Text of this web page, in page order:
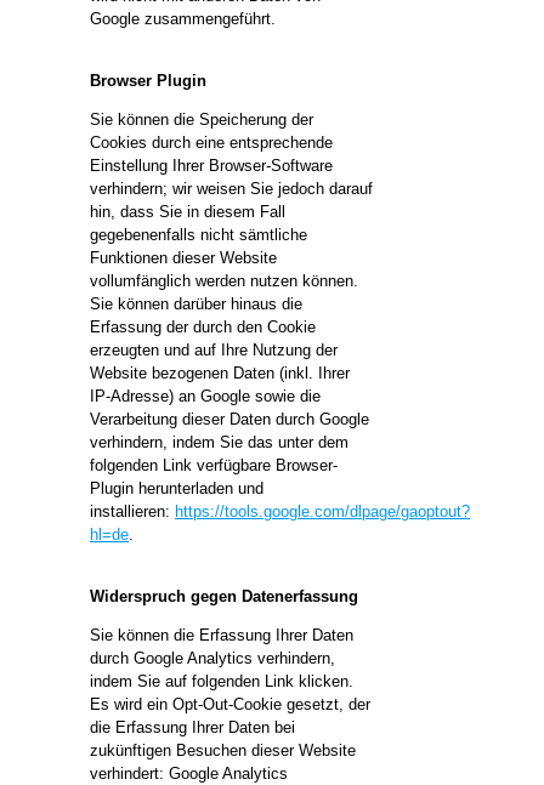
Google zusammengeführt.
Browser Plugin
Sie können die Speicherung der
Cookies durch eine entsprechende
Einstellung Ihrer Browser-Software
verhindern; wir weisen Sie jedoch darauf
hin, dass Sie in diesem Fall
gegebenenfalls nicht sämtliche
Funktionen dieser Website
vollumfänglich werden nutzen können.
Sie können darüber hinaus die
Erfassung der durch den Cookie
erzeugten und auf Ihre Nutzung der
Website bezogenen Daten (inkl. Ihrer
IP-Adresse) an Google sowie die
Verarbeitung dieser Daten durch Google
verhindern, indem Sie das unter dem
folgenden Link verfügbare Browser-
Plugin herunterladen und
installieren: https://tools.google.com/dlpage/gaoptout?
hl=de
Widerspruch gegen Datenerfassung
Sie können die Erfassung Ihrer Daten
durch Google Analytics verhindern,
indem Sie auf folgenden Link klicken.
Es wird ein Opt-Out-Cookie gesetzt, der
die Erfassung Ihrer Daten bei
zukünftigen Besuchen dieser Website
verhindert: Google Analytics